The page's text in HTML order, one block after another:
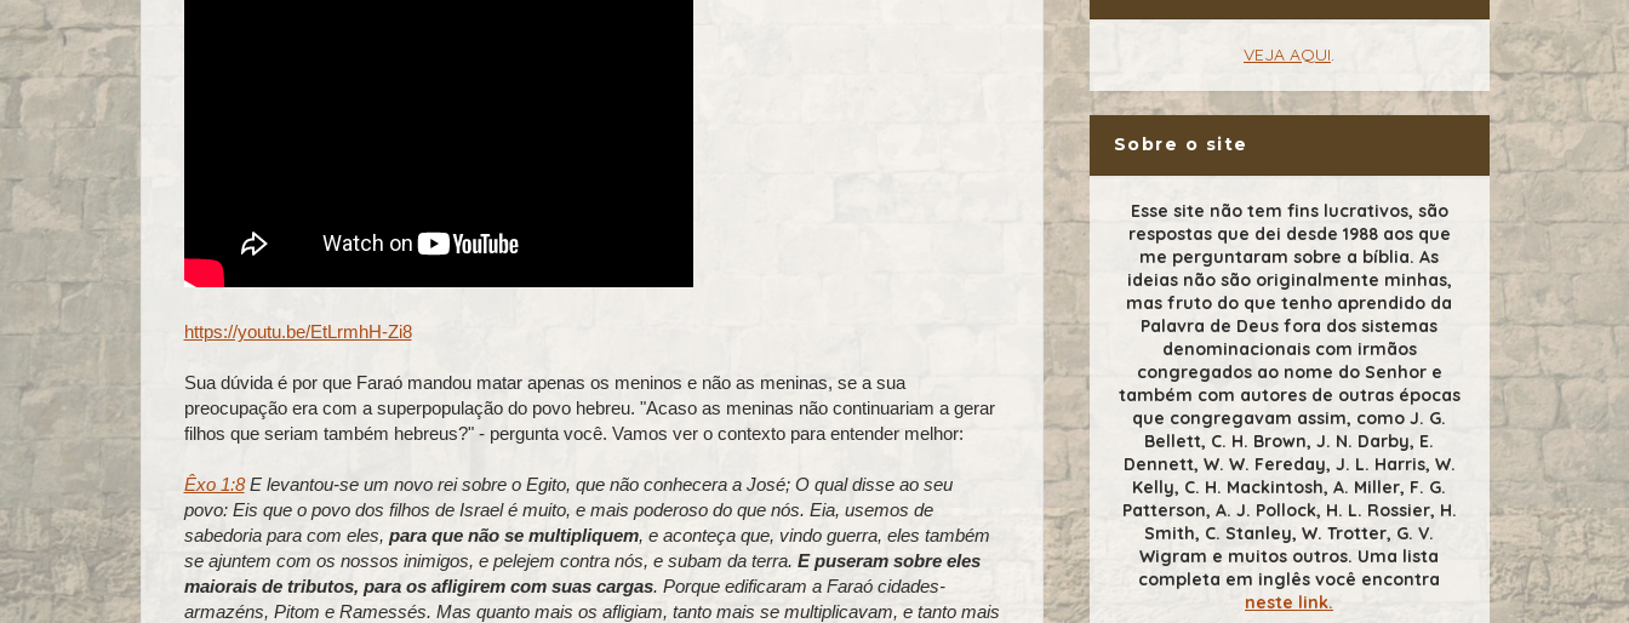
https://youtu.be/EtLrmhH-Zi8
Sua dúvida é por que Faraó mandou matar apenas os meninos e não as meninas, se a sua
preocupação era com a superpopulação do povo hebreu. "Acaso as meninas não continuariam a gerar
filhos que seriam também hebreus?" - pergunta você. Vamos ver o contexto para entender melhor:
Êxo 1:8E levantou-se um novo rei sobre o Egito, que não conhecera a José; O qual disse ao seu
povo: Eis que o povo dos filhos de Israel é muito, e mais poderoso do que nós. Eia, usemos de
sabedoria para com eles, para que não se multipliquem, e aconteça que, vindo guerra, eles também
se ajuntem com os nossos inimigos, e pelejem contra nós, e subam da terra. E puseram sobre eles
maiorais de tributos, para os afligirem com suas cargas. Porque edificaram a Faraó cidades-
armazéns, Pitom e Ramessés. Mas quanto mais os afligiam, tanto mais se multiplicavam, e tanto mais
VEJA AQUI.
Sobre o site
Esse site não tem fins lucrativos, são
respostas que dei desde 1988 aos que
me perguntaram sobre a bíblia. As
ideias não são originalmente minhas,
mas fruto do que tenho aprendido da
Palavra de Deus fora dos sistemas
denominacionais com irmãos
congregados ao nome do Senhor e
também com autores de outras épocas
que congregavam assim, como J. G.
Bellett, C. H. Brown, J. N. Darby, E.
Dennett, W. W. Fereday, J. L. Harris, W.
Kelly, C. H. Mackintosh, A. Miller, F. G.
Patterson, A. J. Pollock, H. L. Rossier, H.
Smith, C. Stanley, W. Trotter, G. V.
Wigram e muitos outros. Uma lista
completa em inglês você encontra
neste link.